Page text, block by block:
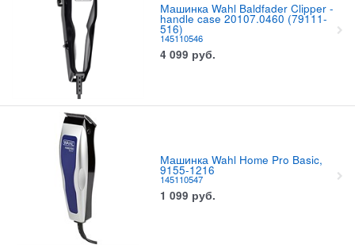
Машинка Wahl Baldfader Clipper -
handle case 20107.0460 (79111-
516)
145110546
4 099 руб.
Машинка Wahl Home Pro Basic,
9155-1216
145110547
1 099 руб.